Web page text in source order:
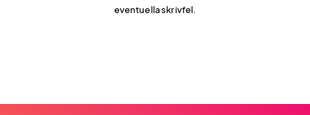
eventuella skrivfel.